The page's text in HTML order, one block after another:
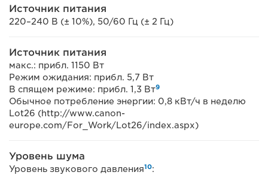
Источник питания
220–240 В (± 10%), 50/60 Гц (± 2 Гц)
Источник питания
макс.: прибл. 1150 Вт
Режим ожидания: прибл. 5,7 Вт
В спящем режиме: прибл. 1,3 Вт9
Обычное потребление энергии: 0,8 кВт/ч в неделю
Lot26 (http://www.canon-
europe.com/For_Work/Lot26/index.aspx)
Уровень шума
Уровень звукового давления10: